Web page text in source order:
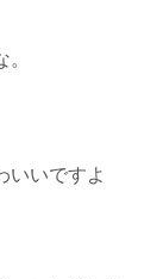
いいですよ